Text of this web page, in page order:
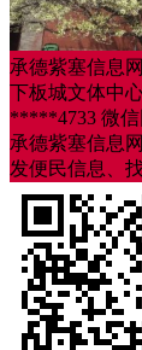
承德紫塞信息
下板城文体中
*****4733 微
承德紫塞信息网
发便民信息、